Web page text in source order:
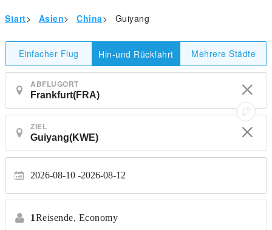
Start> Asien> China> Guiyang
Einfacher Flug Hin-und Rückfahrt Mehrere Städte
ABFLUGORT
ZIEL
2026-08-10 2026-08-12
1Reisende, Economy